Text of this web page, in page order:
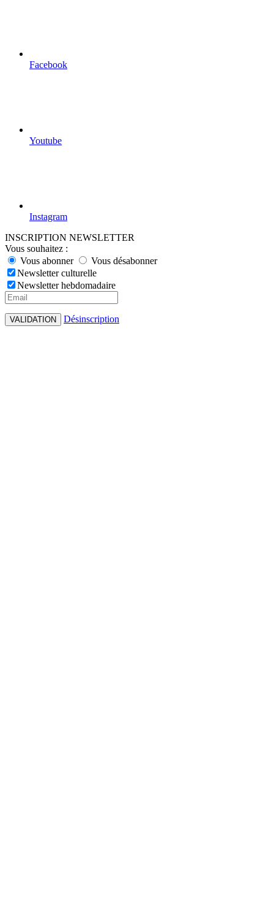
Facebook
Youtube
Instagram
INSCRIPTION NEWSLETTER
Vous souhaitez :
Vous abonner
Vous désabonner
Newsletter culturelle
Newsletter hebdomadaire
VALIDATION Désinscription